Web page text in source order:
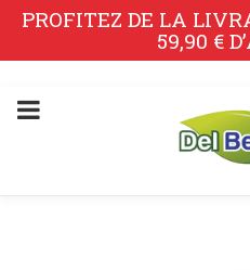
PROFITEZ DE LA
59,90 €